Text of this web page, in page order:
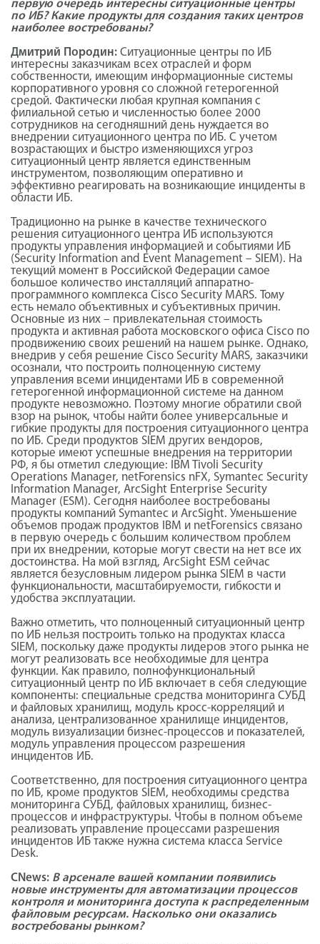
первую очередь интересны ситуационные центры
по ИБ? Какие продукты для создания таких центров
наиболее востребованы?
Дмитрий Породин: Ситуационные центры по ИБ
интересны заказчикам всех отраслей и форм
собственности, имеющим информационные системы
корпоративного уровня со сложной гетерогенной
средой. Фактически любая крупная компания с
филиальной сетью и численностью более 2000
сотрудников на сегодняшний день нуждается во
внедрении ситуационного центра по ИБ. С учетом
возрастающих и быстро изменяющихся угроз
ситуационный центр является единственным
инструментом, позволяющим оперативно и
эффективно реагировать на возникающие инциденты в
области ИБ.
Традиционно на рынке в качестве технического
решения ситуационного центра ИБ используются
продукты управления информацией и событиями ИБ
(Security Information and Event Management – SIEM). На
текущий момент в Российской Федерации самое
большое количество инсталляций аппаратно-
программного комплекса Cisco Security MARS. Тому
есть немало объективных и субъективных причин.
Основные из них – привлекательная стоимость
продукта и активная работа московского офиса Cisco по
продвижению своих решений на нашем рынке. Однако,
внедрив у себя решение Cisco Security MARS, заказчики
осознали, что построить полноценную систему
управления всеми инцидентами ИБ в современной
гетерогенной информационной системе на данном
продукте невозможно. Поэтому многие обратили свой
взор на рынок, чтобы найти более универсальные и
гибкие продукты для построения ситуационного центра
по ИБ. Среди продуктов SIEM других вендоров,
которые имеют успешные внедрения на территории
РФ, я бы отметил следующие: IBM Tivoli Security
Operations Manager, netForensics nFX, Symantec Security
Information Manager, ArcSight Enterprise Security
Manager (ESM). Сегодня наиболее востребованы
продукты компаний Symantec и ArcSight. Уменьшение
объемов продаж продуктов IBM и netForensics связано
в первую очередь с большим количеством проблем
при их внедрении, которые могут свести на нет все их
достоинства. На мой взгляд, ArcSight ESM сейчас
является безусловным лидером рынка SIEM в части
функциональности, масштабируемости, гибкости и
удобства эксплуатации.
Важно отметить, что полноценный ситуационный центр
по ИБ нельзя построить только на продуктах класса
SIEM, поскольку даже продукты лидеров этого рынка не
могут реализовать все необходимые для центра
функции. Как правило, полнофункциональный
ситуационный центр по ИБ включает в себя следующие
компоненты: специальные средства мониторинга СУБД
и файловых хранилищ, модуль кросс-корреляций и
анализа, централизованное хранилище инцидентов,
модуль визуализации бизнес-процессов и показателей,
модуль управления процессом разрешения
инцидентов ИБ.
Соответственно, для построения ситуационного центра
по ИБ, кроме продуктов SIEM, необходимы средства
мониторинга СУБД, файловых хранилищ, бизнес-
процессов и инфраструктуры. Чтобы в полном объеме
реализовать управление процессами разрешения
инцидентов ИБ также нужна система класса Service
Desk.
CNews: В арсенале вашей компании появились
новые инструменты для автоматизации процессов
контроля и мониторинга доступа к распределенным
файловым ресурсам. Насколько они оказались
востребованы рынком?